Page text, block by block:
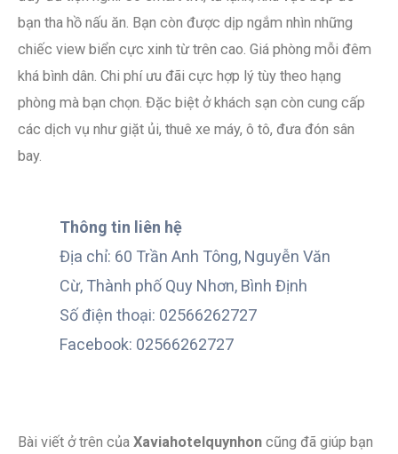
bạn tha hồ nấu ăn. Bạn còn được dịp ngắm nhìn những
chiếc view biển cực xinh từ trên cao. Giá phòng mỗi đêm
khá bình dân. Chi phí ưu đãi cực hợp lý tùy theo hạng
phòng mà bạn chọn. Đặc biệt ở khách sạn còn cung cấp
các dịch vụ như giặt ủi, thuê xe máy, ô tô, đưa đón sân
bay.
Thông tin liên hệ
Địa chỉ: 60 Trần Anh Tông, Nguyễn Văn
Cừ, Thành phố Quy Nhơn, Bình Định
Số điện thoại: 02566262727
Facebook: 02566262727
Bài viết ở trên của Xaviahotelquynhon cũng đã giúp bạn